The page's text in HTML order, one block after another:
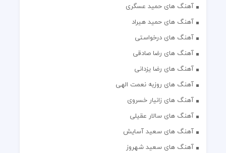
آهنگ های حمید عسگری
آهنگ های حمید هیراد
آهنگ های درخواستی
آهنگ های رضا صادقی
آهنگ های رضا یزدانی
آهنگ های روزبه نعمت الهی
آهنگ های زانیار خسروی
آهنگ های سالار عقیلی
آهنگ های سعید آسایش
آهنگ های سعید شهروز